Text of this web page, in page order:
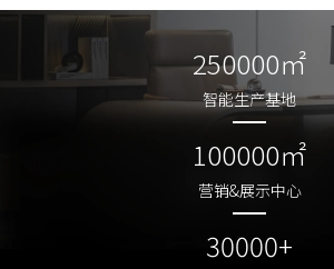
250000㎡
智能生产基地
100000㎡
营销&展示中心
30000+
250000㎡
智能生产基地
100000㎡
营销&展示中心
30000+